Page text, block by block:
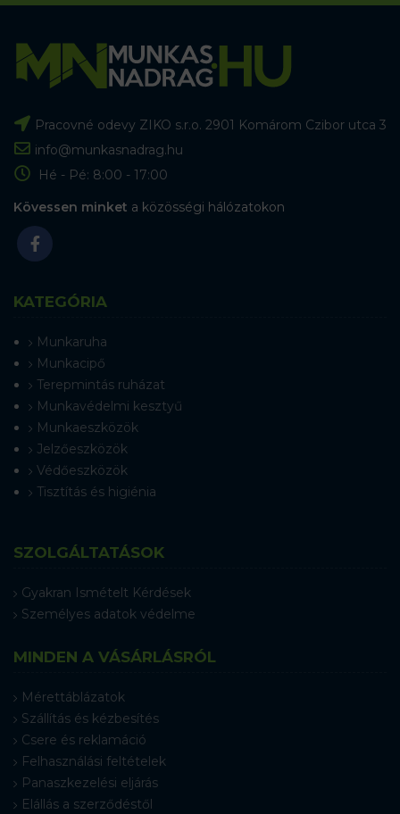
Pracovné odevy ZIKO s.r.o. 2901 Komárom Czibor utca 3
info@munkasnadrag.hu
Hé - Pé: 8:00 - 17:00
Kövessen minket a közösségi hálózatokon
KATEGÓRIA
Munkaruha
Munkacipő
Terepmintás ruházat
Munkavédelmi kesztyű
Munkaeszközök
Jelzőeszközök
Védőeszközök
Tisztítás és higiénia
SZOLGÁLTATÁSOK
Gyakran Ismételt Kérdések
Személyes adatok védelme
MINDEN A VÁSÁRLÁSRÓL
Mérettáblázatok
Szállítás és kézbesítés
Csere és reklamáció
Felhasználási feltételek
Panaszkezelési eljárás
Elállás a szerződéstől